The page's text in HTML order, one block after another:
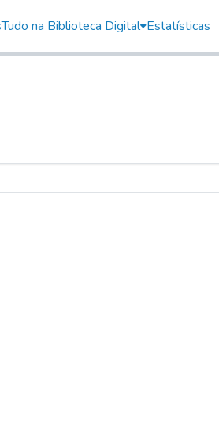
Tudo na Biblioteca Digital Estatísticas